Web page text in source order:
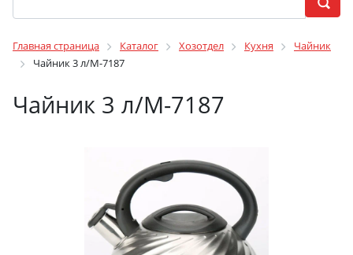
Главная страница Каталог Хозотдел Кухня
Чайник
Чайник 3 л/М-7187
Чайник 3 л/М-7187